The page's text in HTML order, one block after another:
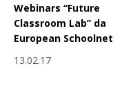
Webinars “Future
Classroom Lab” da
European Schoolnet
13.02.17